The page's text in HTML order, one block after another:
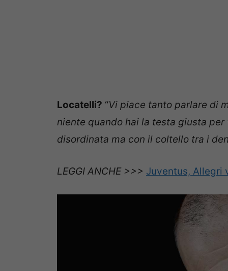
Locatelli? “Vi piace tanto parlare di
niente quando hai la testa giusta
disordinata ma con il coltello tra i
LEGGI ANCHE >>> Juventus, Allegri